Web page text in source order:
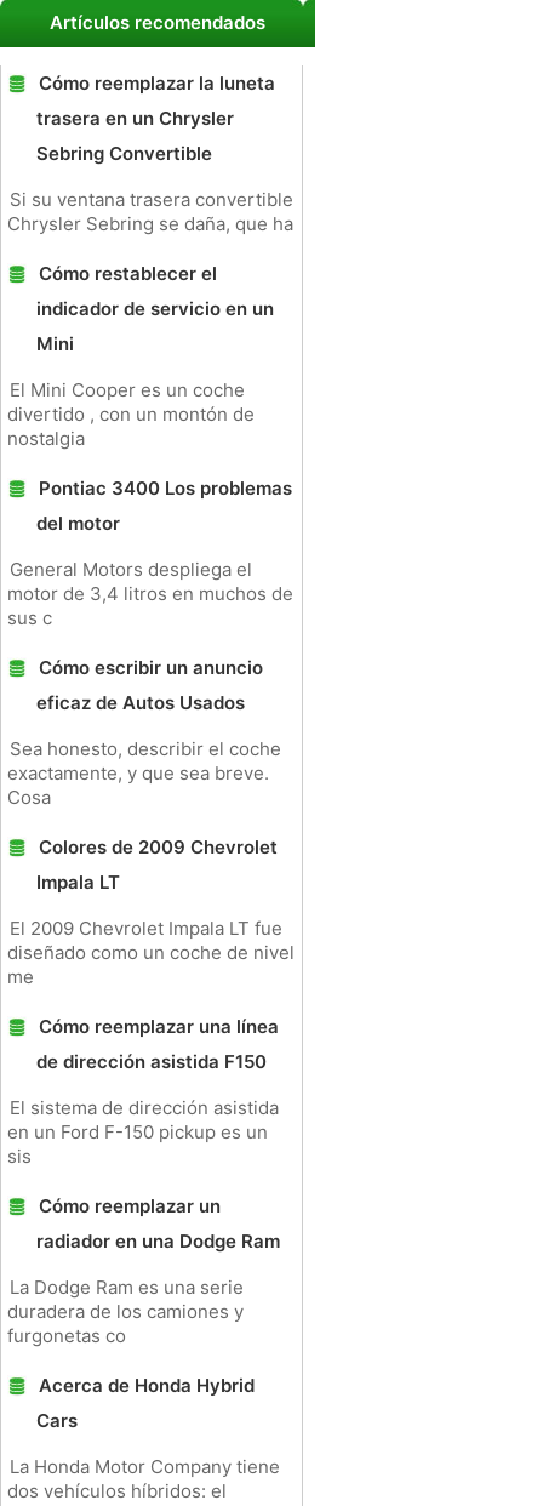
Artículos recomendados
Cómo reemplazar la luneta
trasera en un Chrysler
Sebring Convertible
Si su ventana trasera convertible
Chrysler Sebring se daña, que ha
Cómo restablecer el
indicador de servicio en un
Mini
El Mini Cooper es un coche
divertido , con un montón de
nostalgia
Pontiac 3400 Los problemas
del motor
General Motors despliega el
motor de 3,4 litros en muchos de
sus c
Cómo escribir un anuncio
eficaz de Autos Usados ​​
Sea honesto, describir el coche
exactamente, y que sea breve.
Cosa
Colores de 2009 Chevrolet
Impala LT
El 2009 Chevrolet Impala LT fue
diseñado como un coche de nivel
me
Cómo reemplazar una línea
de dirección asistida F150
El sistema de dirección asistida
en un Ford F-150 pickup es un
sis
Cómo reemplazar un
radiador en una Dodge Ram
La Dodge Ram es una serie
duradera de los camiones y
furgonetas co
Acerca de Honda Hybrid
Cars
La Honda Motor Company tiene
dos vehículos híbridos: el